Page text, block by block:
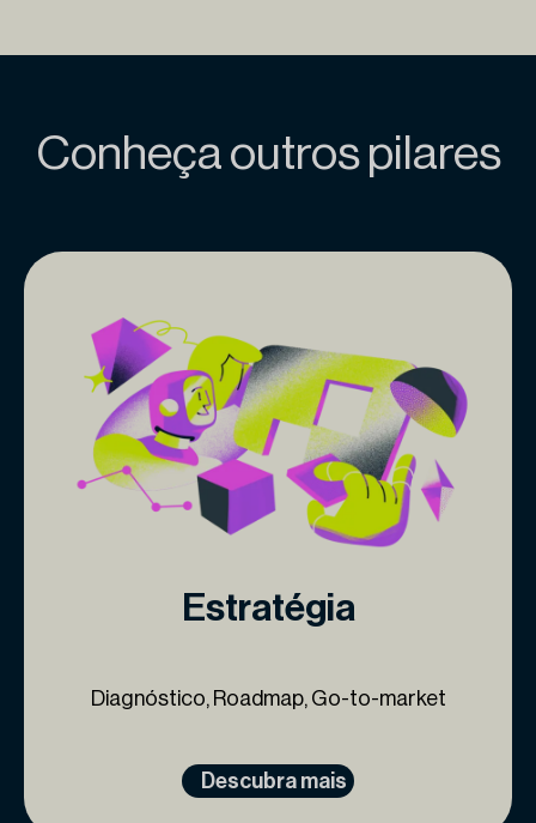
Conheça outros pilares
Estratégia
Diagnóstico, Roadmap, Go-to-market
Descubra mais